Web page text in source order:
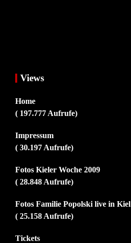
Views
Home
( 197.777 Aufrufe)
Impressum
( 30.197 Aufrufe)
Fotos Kieler Woche 2009
( 28.848 Aufrufe)
Fotos Familie Popolski live in Kiel
( 25.158 Aufrufe)
Tickets